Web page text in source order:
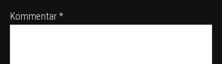
Kommentar *